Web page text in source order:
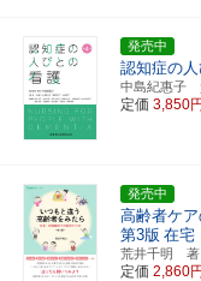
発売中
認知症の
中島紀惠子
定価 3,850円
発売中
高齢者ケ
第3版 在宅
荒井千明 著
定価 2,860円